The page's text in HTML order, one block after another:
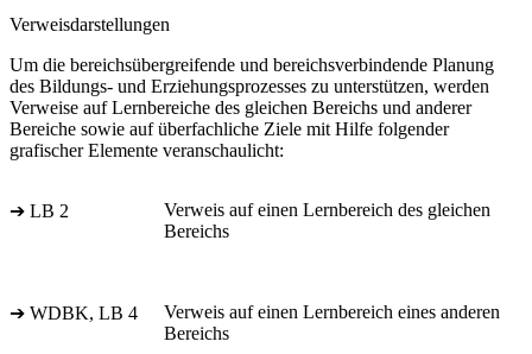
Verweisdarstellungen
Um die bereichsübergreifende und bereichsverbindende Planung
des Bildungs- und Erziehungsprozesses zu unterstützen, werden
Verweise auf Lernbereiche des gleichen Bereichs und anderer
Bereiche sowie auf überfachliche Ziele mit Hilfe folgender
grafischer Elemente veranschaulicht:
➔ LB 2
Verweis auf einen Lernbereich des gleichen
Bereichs
➔ WDBK, LB 4
Verweis auf einen Lernbereich eines anderen
Bereichs